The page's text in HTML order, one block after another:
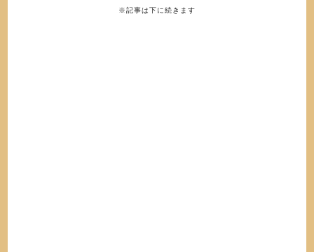
※記事は下に続きます